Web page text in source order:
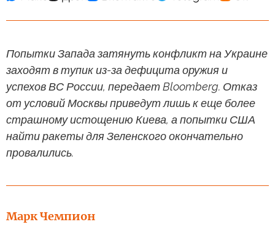
Попытки Запада затянуть конфликт на Украине
заходят в тупик из-за дефицита оружия и
успехов ВС России, передает Bloomberg. Отказ
от условий Москвы приведут лишь к еще более
страшному истощению Киева, а попытки США
найти ракеты для Зеленского окончательно
провалились.
Марк Чемпион